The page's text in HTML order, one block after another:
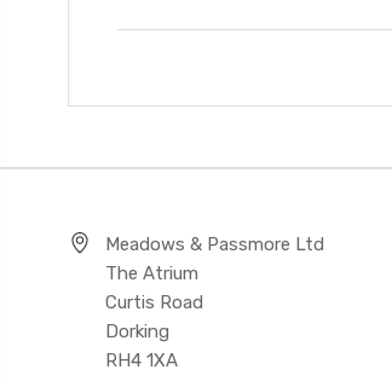
Meadows & Passmore Ltd
The Atrium
Curtis Road
Dorking
RH4 1XA